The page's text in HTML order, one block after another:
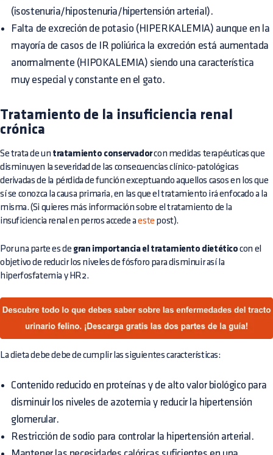
(isostenuria/hipostenuria/hipertensión arterial).
Falta de excreción de potasio (HIPERKALEMIA) aunque en la
mayoría de casos de IR poliúrica la excreción está aumentada
anormalmente (HIPOKALEMIA) siendo una característica
muy especial y constante en el gato.
Tratamiento de la insuficiencia renal
crónica
Se trata de un tratamiento conservadorcon medidas terapéuticas que
disminuyen la severidad de las consecuencias clínico-patológicas
derivadas de la pérdida de función exceptuando aquellos casos en los que
sí se conozca la causa primaria, en las que el tratamiento irá enfocado a la
misma. (Si quieres más información sobre el tratamiento de la
insuficiencia renal en perros accede aeste post).
Por una parte es de gran importancia el tratamiento dietético con el
objetivo de reducir los niveles de fósforo para disminuir así la
hiperfosfatemia y HR2.
La dieta debe debe de cumplir las siguientes características:
Contenido reducido en proteínas y de alto valor biológico para
disminuir los niveles de azotemia y reducir la hipertensión
glomerular.
Restricción de sodio para controlar la hipertensión arterial.